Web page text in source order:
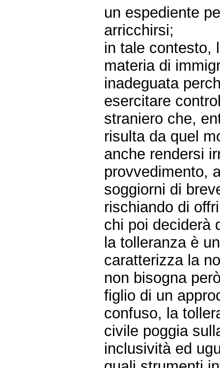
un espediente
arricchirsi;
in tale contesto,
materia di
inadeguata
esercitare
straniero che,
risulta da quel
anche rendersi
provvedimento,
soggiorni di
rischiando di
chi poi deciderà
la tolleranza è
caratterizza la
non bisogna
figlio di un
confuso, la
civile poggia
inclusività ed